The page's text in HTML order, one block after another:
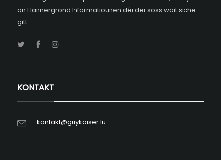
an Hannergrond Informatiounen déi der soss wäit siche
gitt.
KONTAKT
kontakt@guykaiser.lu